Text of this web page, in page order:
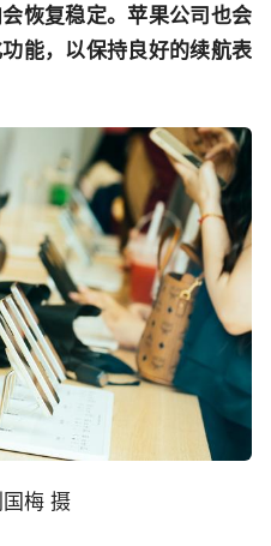
恢复稳定。苹果公司也会
能，以保持良好的续航表
梅 摄